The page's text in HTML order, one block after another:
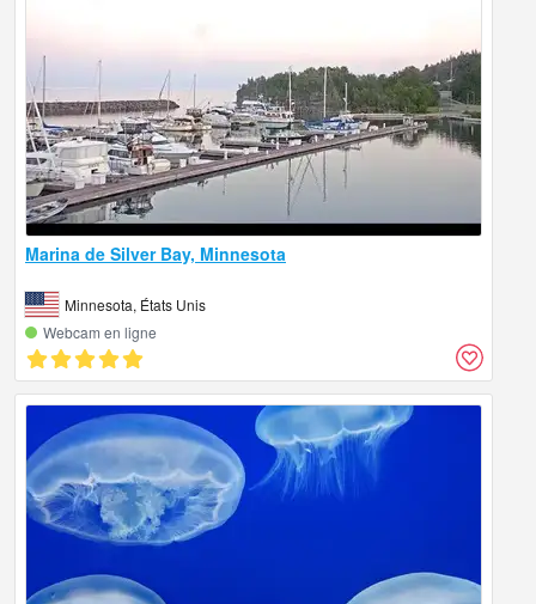
Marina de Silver Bay, Minnesota
Minnesota, États Unis
Webcam en ligne